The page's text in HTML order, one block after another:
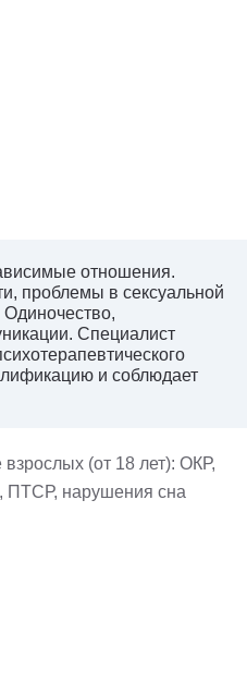
отношения.
проблемы в сексуальной
Специалист
и соблюдает
взрослых (от 18 лет): ОКР,
ПТСР, нарушения сна